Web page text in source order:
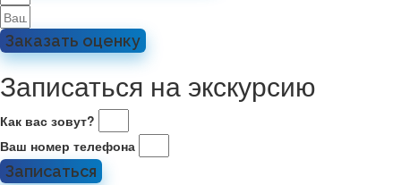
Заказать оценку
Записаться на экскурсию
Как вас зовут?
Ваш номер телефона
Записаться